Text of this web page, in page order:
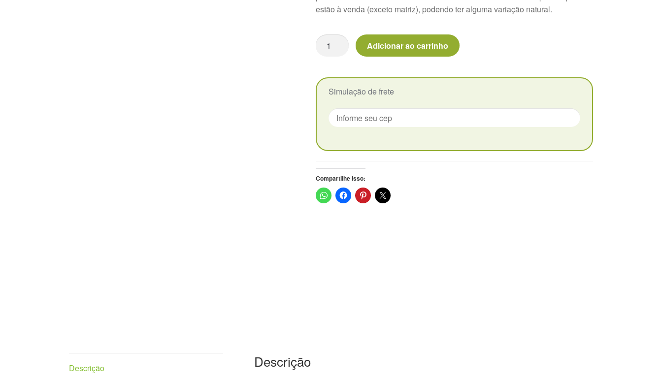
estão à venda (exceto matriz), podendo ter alguma variação natural.
Echeveria
White
Pote
quantidade
Adicionar ao carrinho
Simulação de frete
Compartilhe isso:
Descrição Descrição